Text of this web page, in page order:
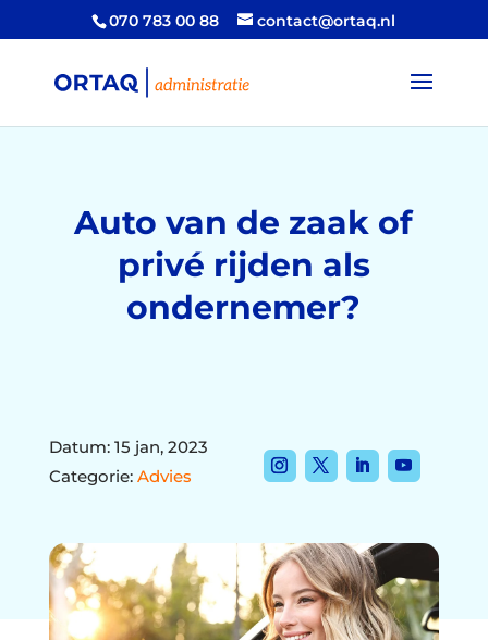
070 783 00 88 contact@ortaq.nl
Auto van de zaak of
privé rijden als
ondernemer?
Datum: 15 jan, 2023
Categorie: Advies